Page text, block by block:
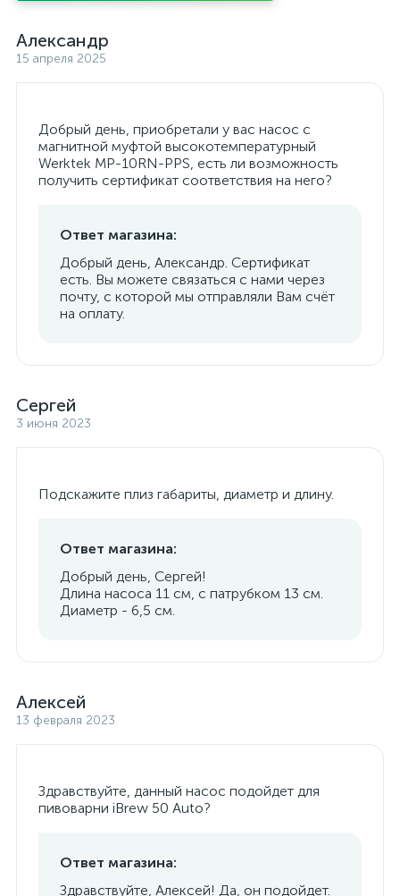
Александр
15 апреля 2025
Добрый день, приобретали у вас насос с
магнитной муфтой высокотемпературный
Werktek MP-10RN-PPS, есть ли возможность
получить сертификат соответствия на него?
Ответ магазина:
Добрый день, Александр. Сертификат
есть. Вы можете связаться с нами через
почту, с которой мы отправляли Вам счёт
на оплату.
Сергей
3 июня 2023
Подскажите плиз габариты, диаметр и длину.
Ответ магазина:
Добрый день, Сергей!
Длина насоса 11 см, с патрубком 13 см.
Диаметр - 6,5 см.
Алексей
13 февраля 2023
Здравствуйте, данный насос подойдет для
пивоварни iBrew 50 Auto?
Ответ магазина:
Здравствуйте, Алексей! Да, он подойдет.